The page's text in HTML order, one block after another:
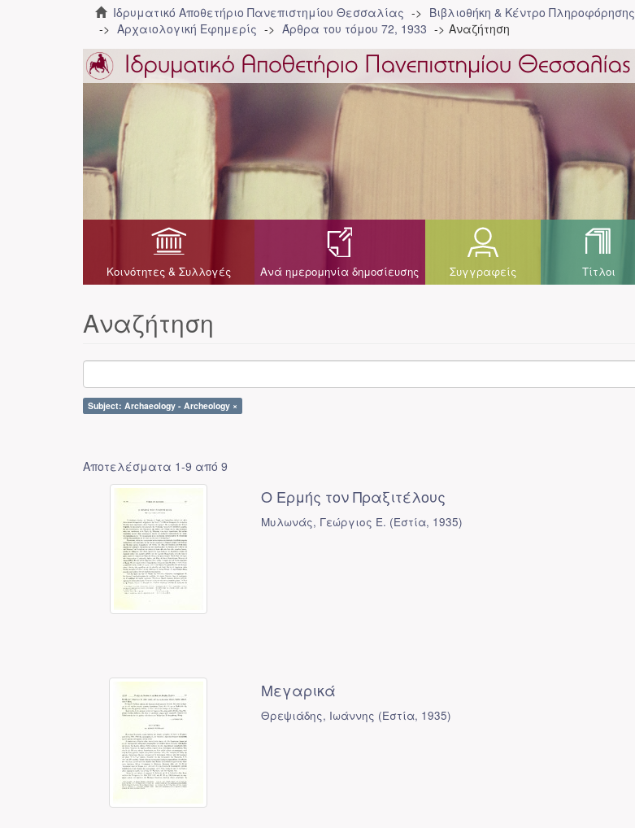
Ιδρυματικό Αποθετήριο Πανεπιστημίου Θεσσαλίας Βιβλιοθήκη & Κέντρο Πληροφόρησης
Αρχαιολογική Εφημερίς
Άρθρα του τόμου 72, 1933 Αναζήτηση
Κοινότητες & Συλλογές Ανά ημερομηνία δημοσίευσης Συγγραφείς Τίτλοι
Αναζήτηση
Subject: Archaeology - Archeology ×
Αποτελέσματα 1-9 από 9
Ο Ερμής τον Πραξιτέλους
Μυλωνάς, Γεώργιος Ε. (Εστία, 1935)
Μεγαρικά
Θρεψιάδης, Ιωάννης (Εστία, 1935)